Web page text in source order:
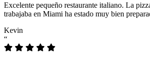
Excelente pequeño restaurante italiano. La
trabajaba en Miami ha estado muy bien
Kevin
“